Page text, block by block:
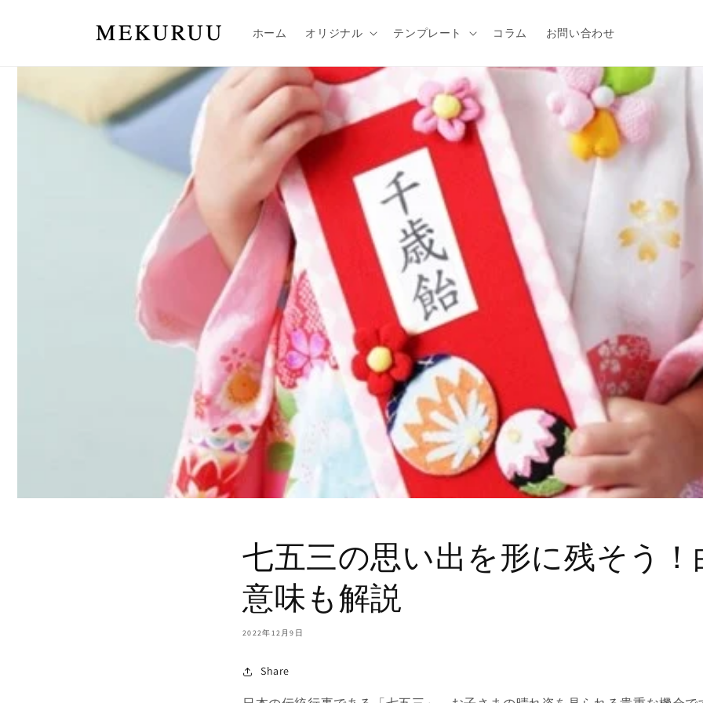
ホーム オリジナル テンプレート コラム お問い合わせ
七五三の思い出を形に残そう！
意味も解説
2022年12月9日
Share